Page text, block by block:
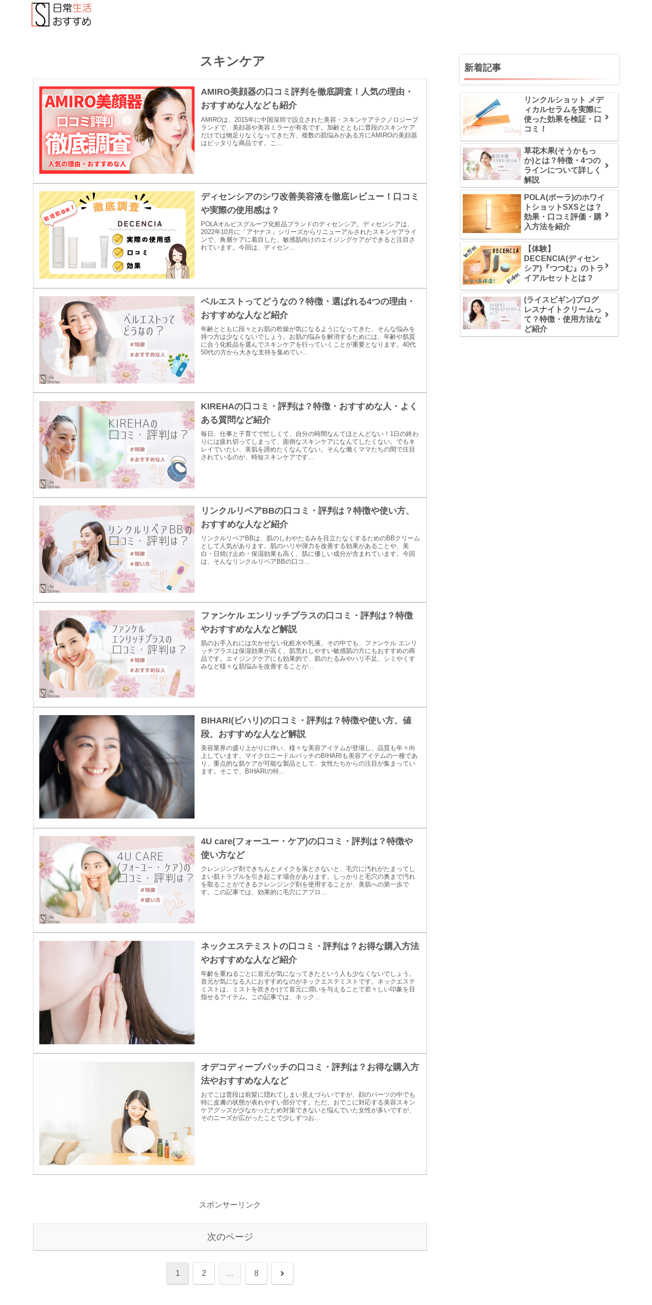
スキンケア
AMIRO美顔器の口コミ評判を徹底調査！人気の理由・
おすすめな人なども紹介
AMIROは、2015年に中国深圳で設立された美容・スキンケアテクノロジーブ
ランドで、美顔器や美容ミラーが有名です。加齢とともに普段のスキンケア
だけでは物足りなくなってきた方、複数の肌悩みがある方にAMIROの美顔器
はピッタリな商品です。こ...
ディセンシアのシワ改善美容液を徹底レビュー！口コミ
や実際の使用感は？
POLAオルビスグループ化粧品ブランドのディセンシア。ディセンシアは、
2022年10月に「アヤナス」シリーズからリニューアルされたスキンケアライ
ンで、角層ケアに着目した、敏感肌向けのエイジングケアができると注目さ
れています。今回は、ディセン...
ベルエストってどうなの？特徴・選ばれる4つの理由・
おすすめな人など紹介
年齢とともに段々とお肌の乾燥が気になるようになってきた、そんな悩みを
持つ方は少なくないでしょう。お肌の悩みを解消するためには、年齢や肌質
に合う化粧品を選んでスキンケアを行っていくことが重要となります。40代
50代の方から大きな支持を集めてい...
KIREHAの口コミ・評判は？特徴・おすすめな人・よく
ある質問など紹介
毎日、仕事と子育てで忙しくて、自分の時間なんてほとんどない！1日の終わ
りには疲れ切ってしまって、面倒なスキンケアになんてしたくない。でもキ
レイでいたい、美肌を諦めたくなんてない。そんな働くママたちの間で注目
されているのが、時短スキンケアです...
リンクルリペアBBの口コミ・評判は？特徴や使い方、
おすすめな人など紹介
リンクルリペアBBは、肌のしわやたるみを目立たなくするためのBBクリーム
として人気があります。肌のハリや弾力を改善する効果があることや、美
白・日焼け止め・保湿効果も高く、肌に優しい成分が含まれています。今回
は、そんなリンクルリペアBBの口コ...
ファンケル エンリッチプラスの口コミ・評判は？特徴
やおすすめな人など解説
肌のお手入れには欠かせない化粧水や乳液。その中でも、ファンケル エンリ
ッチプラスは保湿効果が高く、肌荒れしやすい敏感肌の方にもおすすめの商
品です。エイジングケアにも効果的で、肌のたるみやハリ不足、シミやくす
みなど様々な肌悩みを改善することが...
BIHARI(ビハリ)の口コミ・評判は？特徴や使い方、値
段、おすすめな人など解説
美容業界の盛り上がりに伴い、様々な美容アイテムが登場し、品質も年々向
上しています。マイクロニードルパッチのBIHARIも美容アイテムの一種であ
り、重点的な肌ケアが可能な製品として、女性たちからの注目が集まってい
ます。そこで、BIHARIの特...
4U care(フォーユー・ケア)の口コミ・評判は？特徴や
使い方など
クレンジング剤できちんとメイクを落とさないと、毛穴に汚れがたまってし
まい肌トラブルを引き起こす場合があります。しっかりと毛穴の奥まで汚れ
を取ることができるクレンジング剤を使用することが、美肌への第一歩で
す。この記事では、効果的に毛穴にアプロ...
ネックエステミストの口コミ・評判は？お得な購入方法
やおすすめな人など紹介
年齡を重ねるごとに首元が気になってきたという人も少なくないでしょう。
首元が気になる人におすすめなのがネックエステミストです。ネックエステ
ミストは、ミストを吹きかけて首元に潤いを与えることで若々しい印象を目
指せるアイテム。この記事では、ネック...
オデコディープパッチの口コミ・評判は？お得な購入方
法やおすすめな人など
おでこは普段は前髪に隠れてしまい見えづらいですが、顔のパーツの中でも
特に皮膚の状態が表れやすい部分です。ただ、おでこに対応する美容スキン
ケアグッズが少なかったため対策できないと悩んでいた女性が多いですが、
そのニーズが広がったことで少しずつお...
スポンサーリンク
次のページ
1 2 … 8 次
新着記事
リンクルショット メデ
ィカルセラムを実際に
使った効果を検証・口
コミ！
草花木果(そうかもっ
か)とは？特徴・4つの
ラインについて詳しく
解説
POLA(ポーラ)のホワイ
トショットSXSとは？
効果・口コミ評価・購
入方法を紹介
【体験】
DECENCIA(ディセン
シア)『つつむ』のトラ
イアルセットとは？
(ライスビギン)プログ
レスナイトクリームっ
て？特徴・使用方法な
ど紹介